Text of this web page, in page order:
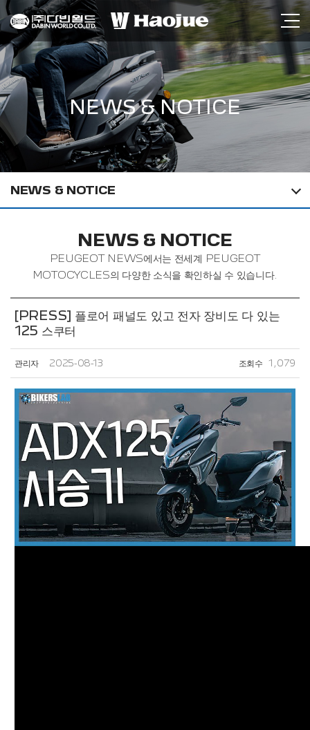
NEWS & NOTICE
NEWS & NOTICE
NEWS & NOTICE
PEUGEOT NEWS에서는 전세계 PEUGEOT
MOTOCYCLES의 다양한 소식을 확인하실 수 있습니다.
[PRESS] 플로어 패널도 있고 전자 장비도 다 있는
125 스쿠터
관리자 2025-08-13 조회수 1,079